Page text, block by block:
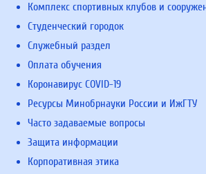
Комплекс спортивных клубов и
Студенческий городок
Служебный раздел
Оплата обучения
Коронавирус COVID-19
Ресурсы Минобрнауки России и ИжГТУ
Часто задаваемые вопросы
Защита информации
Корпоративная этика